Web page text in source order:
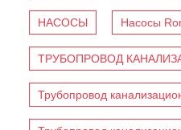
НАСОСЫ Насосы
ТРУБОПРОВОД
Трубопровод